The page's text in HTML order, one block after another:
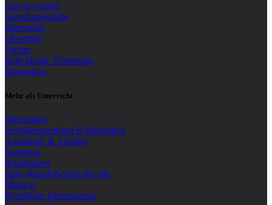
Gut zu wissen
Erprobungsstufe
Mittelstufe
Oberstufe
Fächer
Individuelle Förderung
Integration
Mehr als Unterricht
Aktivitäten
Selbstlernzentrum & Bibliothek
Austausch & Ausflug
Beratung
Schulgarten
Eine (Musik)Schule für alle
Musical
Berufliche Orientierung